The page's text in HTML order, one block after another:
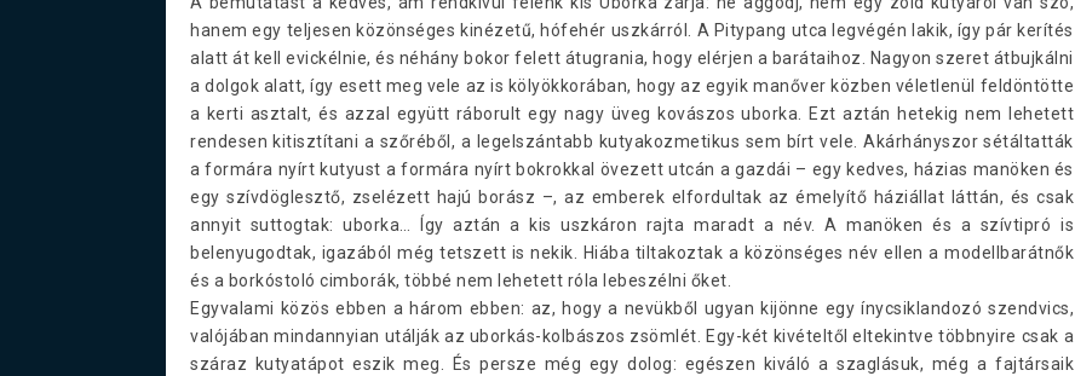
hanem egy teljesen közönséges kinézetű, hófehér uszkárról. A Pitypang utca legvégén lakik, így pár kerítés
alatt át kell evickélnie, és néhány bokor felett átugrania, hogy elérjen a barátaihoz. Nagyon szeret átbujkálni
a dolgok alatt, így esett meg vele az is kölyökkorában, hogy az egyik manőver közben véletlenül feldöntötte
a kerti asztalt, és azzal együtt ráborult egy nagy üveg kovászos uborka. Ezt aztán hetekig nem lehetett
rendesen kitisztítani a szőréből, a legelszántabb kutyakozmetikus sem bírt vele. Akárhányszor sétáltatták
a formára nyírt kutyust a formára nyírt bokrokkal övezett utcán a gazdái – egy kedves, házias manöken és
egy szívdöglesztő, zselézett hajú borász –, az emberek elfordultak az émelyítő háziállat láttán, és csak
annyit suttogtak: uborka… Így aztán a kis uszkáron rajta maradt a név. A manöken és a szívtipró is
belenyugodtak, igazából még tetszett is nekik. Hiába tiltakoztak a közönséges név ellen a modellbarátnők
és a borkóstoló cimborák, többé nem lehetett róla lebeszélni őket.
Egyvalami közös ebben a három ebben: az, hogy a nevükből ugyan kijönne egy ínycsiklandozó szendvics,
valójában mindannyian utálják az uborkás-kolbászos zsömlét. Egy-két kivételtől eltekintve többnyire csak a
száraz kutyatápot eszik meg. És persze még egy dolog: egészen kiváló a szaglásuk, még a fajtársaik